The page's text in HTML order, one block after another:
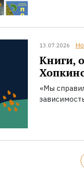
13.07.2026
Книги,
«Мы